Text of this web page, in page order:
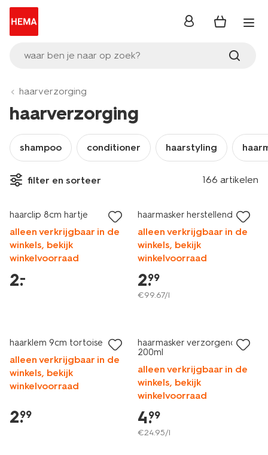
waar ben je naar op zoek?
inloggen
haarverzorging
haarverzorging
shampoo conditioner haarstyling
filter en sorteer 166 artikelen
laag geprijsd
haarclip 8cm hartje
alleen verkrijgbaar in de
winkels, bekijk
winkelvoorraad
2.
–
haarmasker herstellend
alleen verkrijgbaar in de
winkels, bekijk
winkelvoorraad
2.
99
€99.67/l
haarklem 9cm tortoise
alleen verkrijgbaar in de
winkels, bekijk
winkelvoorraad
2.
99
haarmasker verzorgend
200ml
alleen verkrijgbaar in de
winkels, bekijk
winkelvoorraad
4.
99
€24.95/l